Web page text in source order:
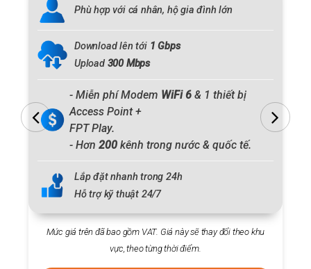
Phù hợp với cá nhân, hộ gia đình lớn
Download lên tới 1 Gbps
Upload 300 Mbps
- Miễn phí Modem WiFi 6 & 1 thiết bị
Access Point +
FPT Play.
- Hơn 200 kênh trong nước & quốc tế.
Lắp đặt nhanh trong 24h
Hỗ trợ kỹ thuật 24/7
Mức giá trên đã bao gồm VAT. Giá này sẽ thay đổi theo khu
vực, theo từng thời điểm.